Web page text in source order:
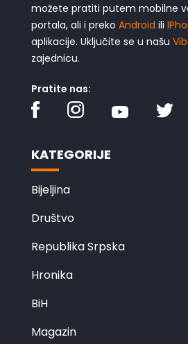
možete pratiti putem mobilne
portala, ali i preko Android ili
aplikacije. Uključite se u našu
zajednicu.
Pratite nas:
KATEGORIJE
Bijeljina
Društvo
Republika Srpska
Hronika
BiH
Magazin